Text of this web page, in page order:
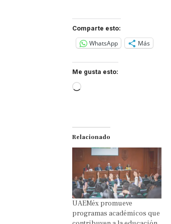
Comparte esto:
WhatsApp Más
Me gusta esto:
Loading…
Relacionado
UAEMéx promueve
programas académicos que